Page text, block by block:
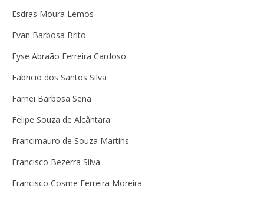
Esdras Moura Lemos
Evan Barbosa Brito
Eyse Abraão Ferreira Cardoso
Fabricio dos Santos Silva
Farnei Barbosa Sena
Felipe Souza de Alcântara
Francimauro de Souza Martins
Francisco Bezerra Silva
Francisco Cosme Ferreira Moreira